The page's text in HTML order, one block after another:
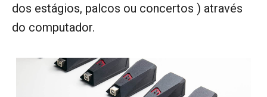
dos estágios, palcos ou concertos ) através
do computador.